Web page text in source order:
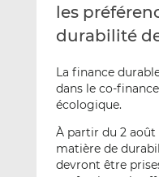
les
durabilité
La finance
dans le co-
écologique.
À partir du 2 août
matière de
devront être